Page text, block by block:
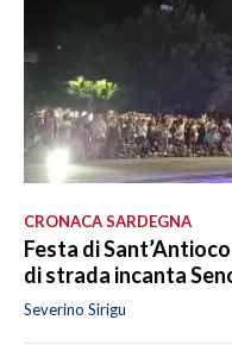
CRONACA SARDEGNA
Festa di
di strada incanta
Severino Sirigu